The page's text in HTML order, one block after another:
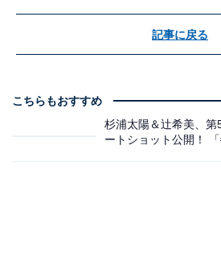
記事に戻る
こちらもおすすめ
杉浦太陽＆辻希美、第
ートショット公開！